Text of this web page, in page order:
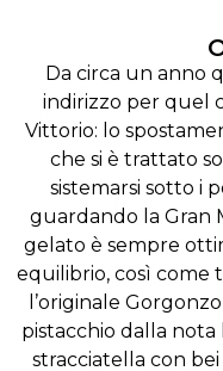
Da circa un anno
indirizzo per quel
Vittorio: lo
che si è trattato
sistemarsi sotto i
guardando la Gran
gelato è sempre
equilibrio, così come
l’originale
pistacchio dalla
stracciatella con